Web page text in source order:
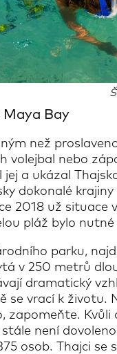
Maya Bay
než
volejbal nebo
jej a ukázal
dokonalé
2018 už situace
pláž bylo
parku,
v 250 metrů
dramatický
se vrací k životu.
zapomeňte.
není
osob. Thajci